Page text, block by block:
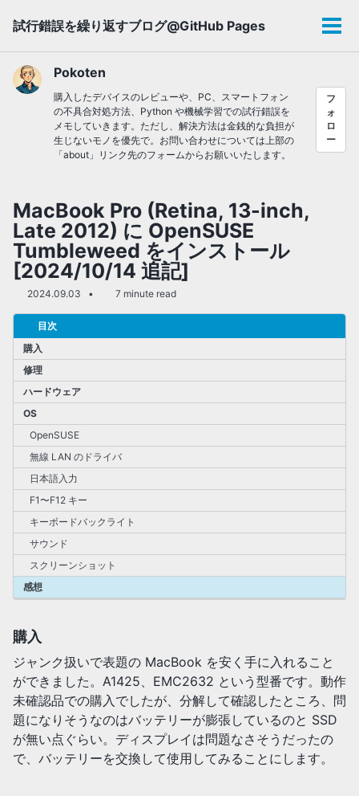
primary
navigation
content
footer
試行錯誤を繰り返すブログ@GitHub Pages
メ
ニ
ー
Pokoten
購入したデバイスのレビューや、PC、スマートフォン
の不具合対処方法、Python や機械学習での試行錯誤を
メモしていきます。ただし、解決方法は金銭的な負担が
生じないモノを優先で。お問い合わせについては上部の
「about」リンク先のフォームからお願いいたします。
フ
ォ
ロ
ー
MacBook Pro (Retina, 13-inch,
Late 2012) に OpenSUSE
Tumbleweed をインストール
[2024/10/14 追記]
2024.09.03 7 minute read
目次
購入
修理
ハードウェア
OS
OpenSUSE
無線 LAN のドライバ
日本語入力
F1〜F12 キー
キーボードバックライト
サウンド
スクリーンショット
感想
購入
ジャンク扱いで表題の MacBook を安く手に入れること
ができました。A1425、EMC2632 という型番です。動作
未確認品での購入でしたが、分解して確認したところ、問
題になりそうなのはバッテリーが膨張しているのと SSD
が無い点ぐらい。ディスプレイは問題なさそうだったの
で、バッテリーを交換して使用してみることにします。